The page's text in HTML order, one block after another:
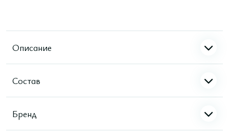
Описание
Состав
Бренд